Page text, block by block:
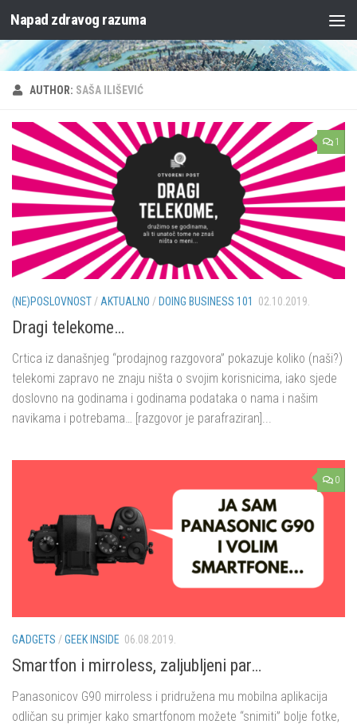
Skip to content
Napad zdravog razuma
AUTHOR: SAŠA ILIŠEVIĆ
1
(NE)POSLOVNOST / AKTUALNO / DOING BUSINESS 101 02.10.2019.
Dragi telekome…
Crtica iz današnjeg “prodajnog razgovora” pokazuje koliko (naši?)
telekomi zapravo ne znaju ništa o svojim korisnicima, iako sjede
doslovno na godinama i godinama podataka o nama i našim
navikama i potrebama… [razgovor je parafraziran]...
0
GADGETS /GEEK INSIDE 06.08.2019.
Smartfon i mirroless, zaljubljeni par…
Panasonicov G90 mirroless i pridružena mu mobilna aplikacija
odličan su primjer kako smartfonom možete “snimiti” bolje fotke,